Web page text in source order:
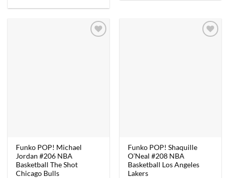
Funko POP! Michael
Jordan #206 NBA
Basketball The Shot
Chicago Bulls
Funko POP! Shaquille
O’Neal #208 NBA
Basketball Los Angeles
Lakers